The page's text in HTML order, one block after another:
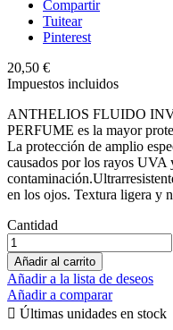
Compartir
Tuitear
Pinterest
20,50 €
Impuestos incluidos
ANTHELIOS FLUIDO
PERFUME es la mayor
La protección de amplio
causados por los rayos
en los ojos. Textura ligera y
Cantidad
Añadir al carrito
Añadir a la lista de deseos
Añadir a comparar
 Últimas unidades en stock